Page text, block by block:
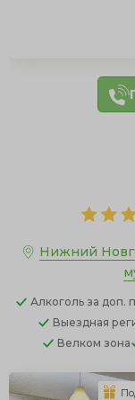
Нижний
Алкоголь за доп.
Выездная
Велком зона